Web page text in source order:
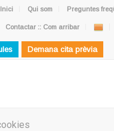
Inici Qui som Preguntes
Contactar :: Com arribar
Demana cita prèvia